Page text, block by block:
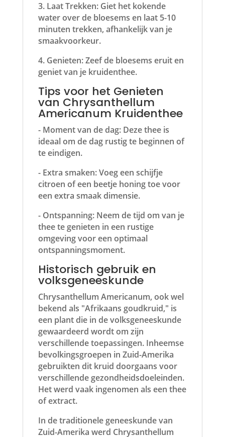
3. Laat Trekken: Giet het kokende
water over de bloesems en laat 5-10
minuten trekken, afhankelijk van je
smaakvoorkeur.
4. Genieten: Zeef de bloesems eruit en
geniet van je kruidenthee.
Tips voor het Genieten
van Chrysanthellum
Americanum Kruidenthee
- Moment van de dag: Deze thee is
ideaal om de dag rustig te beginnen of
te eindigen.
- Extra smaken: Voeg een schijfje
citroen of een beetje honing toe voor
een extra smaak dimensie.
- Ontspanning: Neem de tijd om van je
thee te genieten in een rustige
omgeving voor een optimaal
ontspanningsmoment.
Historisch gebruik en
volksgeneeskunde
Chrysanthellum Americanum, ook wel
bekend als "Afrikaans goudkruid," is
een plant die in de volksgeneeskunde
gewaardeerd wordt om zijn
verschillende toepassingen. Inheemse
bevolkingsgroepen in Zuid-Amerika
gebruikten dit kruid doorgaans voor
verschillende gezondheidsdoeleinden.
Het werd vaak ingenomen als een thee
of extract.
In de traditionele geneeskunde van
Zuid-Amerika werd Chrysanthellum